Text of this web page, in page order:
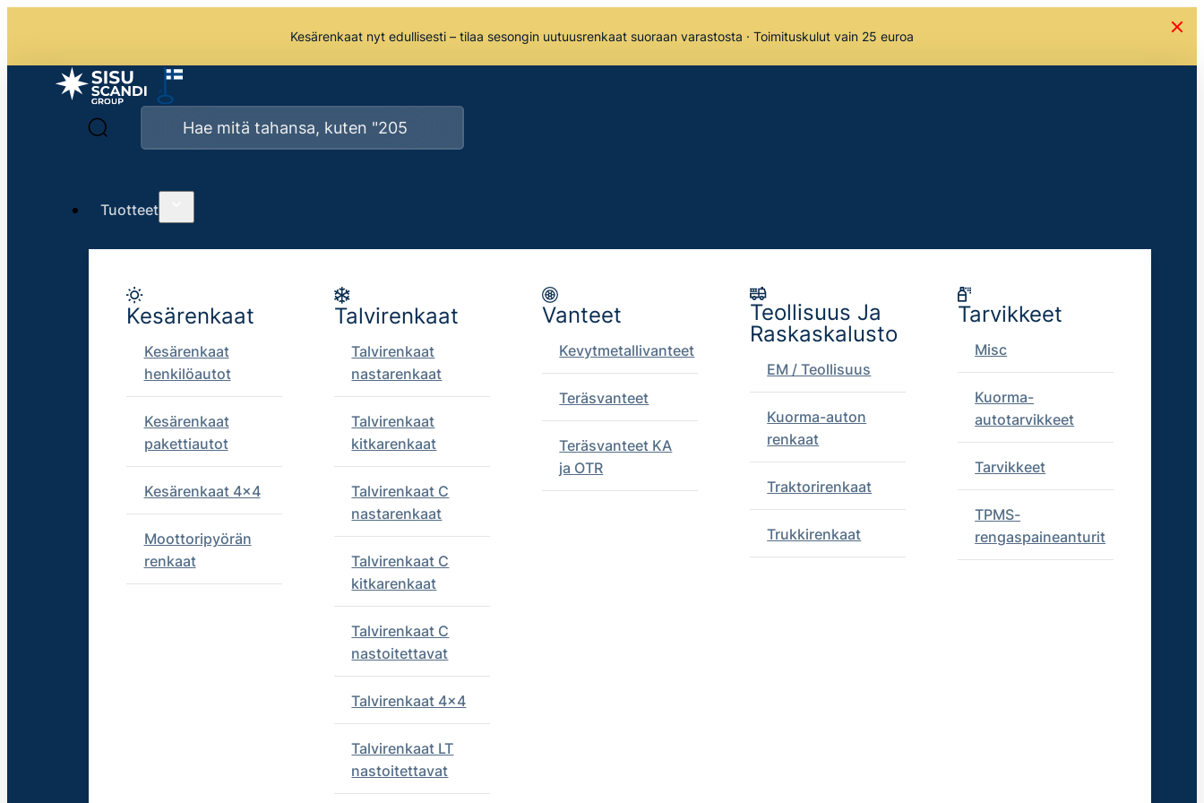
Kesärenkaat nyt edullisesti – tilaa sesongin uutuusrenkaat suoraan varastosta · Toimituskulut vain 25 euroa
Tuotteet
Kesärenkaat
Kesärenkaat
henkilöautot
Kesärenkaat
pakettiautot
Kesärenkaat 4x4
Moottoripyörän
renkaat
Talvirenkaat
Talvirenkaat
nastarenkaat
Talvirenkaat
kitkarenkaat
Talvirenkaat C
nastarenkaat
Talvirenkaat C
kitkarenkaat
Talvirenkaat C
nastoitettavat
Talvirenkaat 4x4
Talvirenkaat LT
nastoitettavat
Vanteet
Kevytmetallivanteet
Teräsvanteet
Teräsvanteet KA
ja OTR
Teollisuus Ja
Raskaskalusto
EM / Teollisuus
Kuorma-auton
renkaat
Traktorirenkaat
Trukkirenkaat
Tarvikkeet
Misc
Kuorma-
autotarvikkeet
Tarvikkeet
TPMS-
rengaspaineanturit